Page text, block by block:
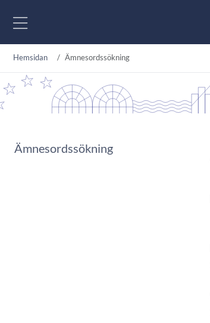
Hemsidan Ämnesordssökning
Ämnesordssökning